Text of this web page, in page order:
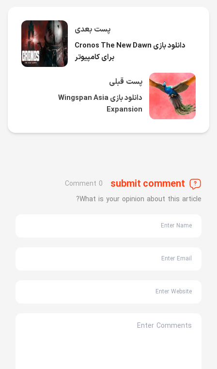
پست قبلی
دانلود بازی Wingspan Asia
Expansion
پست بعدی
دانلود بازی Cronos The New Dawn
برای کامپیوتر
submit comment
0 Comment
What is your opinion about this article?